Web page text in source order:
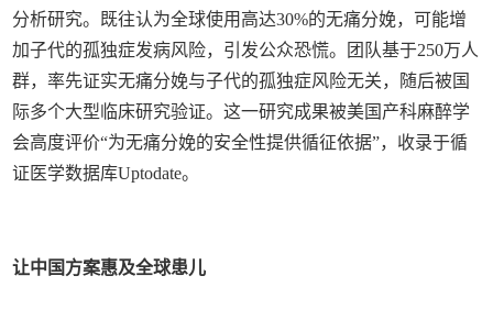
分析研究。既往认为全球使用高达30%的无痛分娩，可能增
加子代的孤独症发病风险，引发公众恐慌。团队基于250万人
群，率先证实无痛分娩与子代的孤独症风险无关，随后被国
际多个大型临床研究验证。这一研究成果被美国产科麻醉学
会高度评价“为无痛分娩的安全性提供循征依据”，收录于循
证医学数据库Uptodate。
让中国方案惠及全球患儿